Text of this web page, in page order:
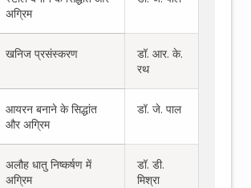
अग्रिम
खनिज प्रसंस्करण
डॉ. आर. के.
रथ
आयरन बनाने के सिद्धांत
और अग्रिम
डॉ. जे. पाल
अलौह धातु निष्कर्षण में
अग्रिम
डॉ. डी.
मिश्रा